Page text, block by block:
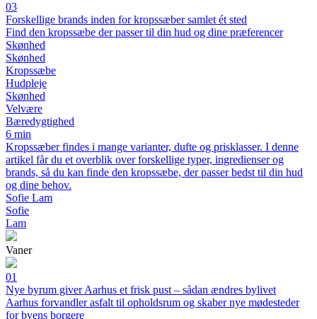
03
Forskellige brands inden for kropssæber samlet ét sted
Find den kropssæbe der passer til din hud og dine præferencer
Skønhed
Skønhed
Kropssæbe
Hudpleje
Skønhed
Velvære
Bæredygtighed
6 min
Kropssæber findes i mange varianter, dufte og prisklasser. I denne
artikel får du et overblik over forskellige typer, ingredienser og
brands, så du kan finde den kropssæbe, der passer bedst til din hud
og dine behov.
Sofie Lam
Sofie
Lam
Vaner
01
Nye byrum giver Aarhus et frisk pust – sådan ændres bylivet
Aarhus forvandler asfalt til opholdsrum og skaber nye mødesteder
for byens borgere